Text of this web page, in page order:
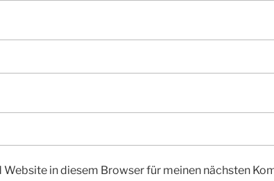
Website in diesem Browser für meinen nächsten